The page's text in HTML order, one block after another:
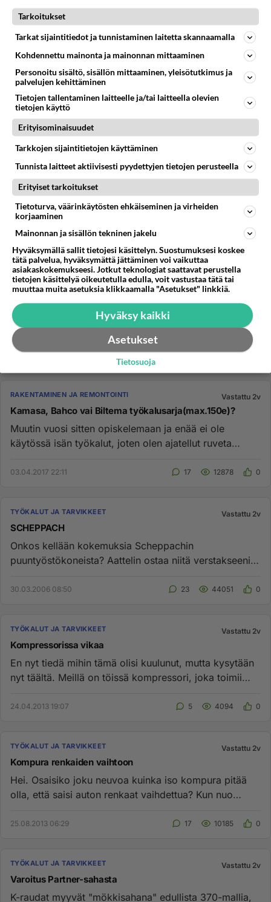
TOIMISI, PULTTIPYSSY-NAULAIMET-MAALI HOMMA...
20.11.2007 16:37 6 1458
TYÖKALUT JA TARVIKKEET Vastattu 2v
paineilma konpuran säätö
paineilma konpuran säätö,niin säädetäänkö maximi
ilma liittimestä olevasta punasesta vai katkasijassa
olevasta ruuvista ...
19.04.2007 18:12
RAKENTAMINEN JA REMONTOINTI Vastattu 2v
Kamasa, Bahco vai Biltema työkalusarja(max.150e)?
Muutin vuosi sitten opiskelemaan ja enää ei ole
käytössä isän työkalut, joten olen ajatellut ruveta
03.04.2017 22:11 17 12878 0
TYÖKALUT JA TARVIKKEET Vastattu 2v
SCHEPPACH
Onkos kellään kokemuksia Scheppachin
puuntyöstökoneista? Aattelin ostaa niitä verstakseeni.
30.03.2006 08:50 23 44051 0
TYÖKALUT JA TARVIKKEET Vastattu 2v
Kompressorissa vikaa
En nyt tiedä mihin tämä olisi kuulunut, mutta kysytään
nyt täältä. Meillä on töissä kompressori, joka toimii
24.04.2013 19:07 5 4094 0
TYÖKALUT JA TARVIKKEET Vastattu 2v
Kompura renkaiden vaihtoon
Hei. Osaisiko joku neuvoa kuinka iso kompura pitää
olla, että saisi auton renkaat vaihdettua? Kun nuo
25.08.2013 06:29 17 10185 0
TYÖKALUT JA TARVIKKEET Vastattu 2v
Varoitus Partner-sahasta
K-raudat myyvät "mökkisahana" edullista 370-mallia,
Tarkoitukset
Tarkat sijaintitiedot ja tunnistaminen laitetta skannaamalla
Kohdennettu mainonta ja mainonnan mittaaminen
Personoitu sisältö, sisällön mittaaminen, yleisötutkimus ja
palvelujen kehittäminen
Tietojen tallentaminen laitteelle ja/tai laitteella olevien
tietojen käyttö
Erityisominaisuudet
Tarkkojen sijaintitietojen käyttäminen
Tunnista laitteet aktiivisesti pyydettyjen tietojen perusteella
Erityiset tarkoitukset
Tietoturva, väärinkäytösten ehkäiseminen ja virheiden
korjaaminen
Mainonnan ja sisällön tekninen jakelu
Hyväksymällä sallit tietojesi käsittelyn. Suostumuksesi koskee
tätä palvelua, hyväksymättä jättäminen voi vaikuttaa
asiakaskokemukseesi. Jotkut teknologiat saattavat perustella
tietojen käsittelyä oikeutetulla edulla, voit vastustaa tätä tai
muuttaa muita asetuksia klikkaamalla "Asetukset" linkkiä.
Hyväksy kaikki
Asetukset
Tietosuoja